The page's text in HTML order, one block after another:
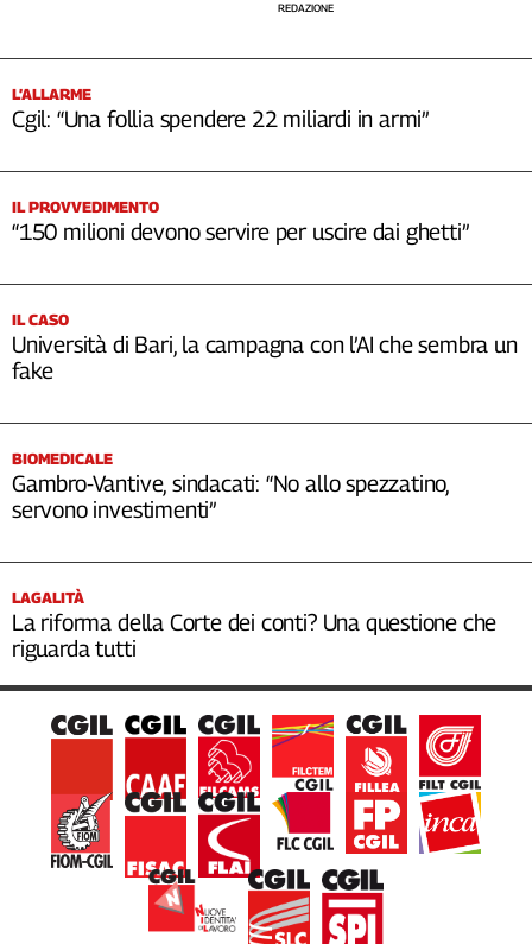
redazione
Social
REDAZIONE
L’ALLARME
Cgil: “Una follia spendere 22 miliardi in armi”
IL PROVVEDIMENTO
“150 milioni devono servire per uscire dai ghetti”
IL CASO
Università di Bari, la campagna con l’AI che sembra un
fake
BIOMEDICALE
Gambro-Vantive, sindacati: “No allo spezzatino,
servono investimenti”
LAGALITÀ
La riforma della Corte dei conti? Una questione che
riguarda tutti